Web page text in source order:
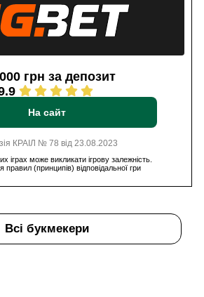
грн за депозит
На сайт
КРАІЛ № 78 від 23.08.2023
іграх може викликати ігрову залежність.
правил (принципів) відповідальної гри
Всі букмекери